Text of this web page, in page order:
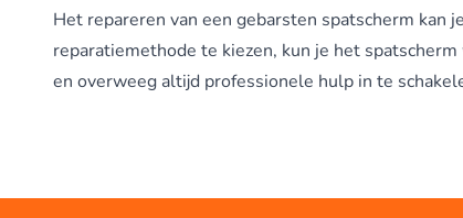
Het repareren van een gebarsten spatscherm kan
reparatiemethode te kiezen, kun je het
en overweeg altijd professionele hulp in te